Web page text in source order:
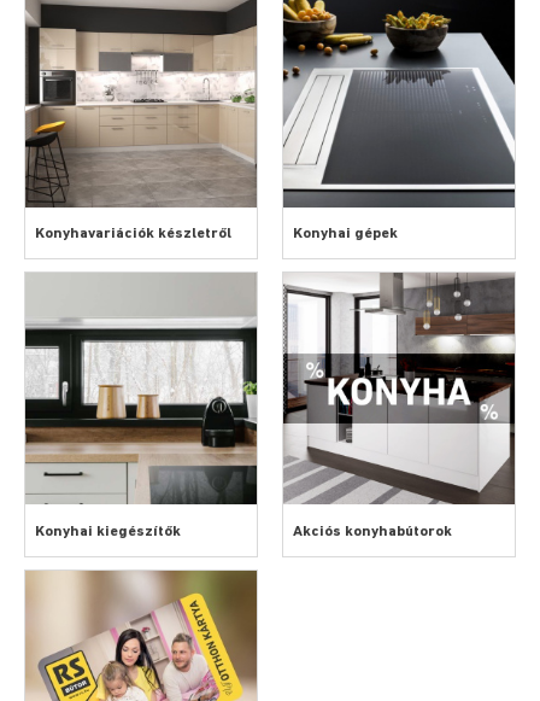
Konyhavariációk készletről Konyhai gépek
Konyhai kiegészítők Akciós konyhabútorok